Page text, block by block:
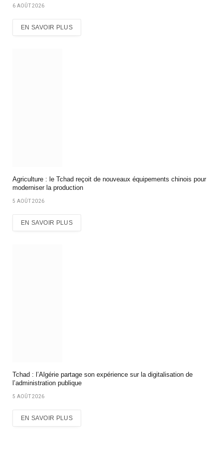
6 AOÛT 2026
EN SAVOIR PLUS
Agriculture : le Tchad reçoit de nouveaux équipements chinois pour
moderniser la production
5 AOÛT 2026
EN SAVOIR PLUS
Tchad : l’Algérie partage son expérience sur la digitalisation de
l’administration publique
5 AOÛT 2026
EN SAVOIR PLUS